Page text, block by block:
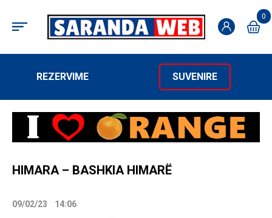
0
REZERVIME SUVENIRE
HIMARA – BASHKIA HIMARË
09/02/23 14:06